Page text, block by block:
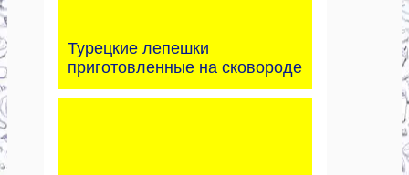
Турецкие лепешки
приготовленные на сковороде